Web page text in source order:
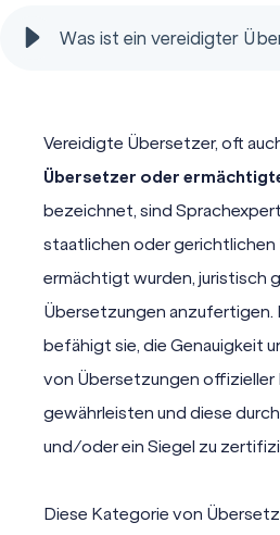
Vereidigte Übersetzer, oft
Übersetzer oder
bezeichnet, sind
staatlichen oder
ermächtigt wurden, juristisch
Übersetzungen anzufertigen.
befähigt sie, die Genauigkeit
von Übersetzungen offizieller
gewährleisten und diese
und/oder ein Siegel zu
Diese Kategorie von